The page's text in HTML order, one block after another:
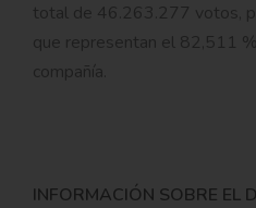
total de 46.263.277 votos,
que representan el 82,511
compañía.
INFORMACIÓN SOBRE EL